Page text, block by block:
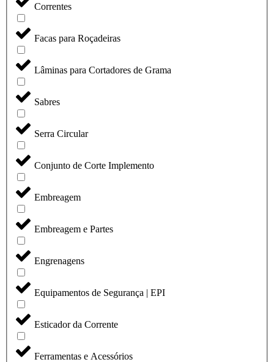
Correntes
Facas para Roçadeiras
Lâminas para Cortadores de Grama
Sabres
Serra Circular
Conjunto de Corte Implemento
Embreagem
Embreagem e Partes
Engrenagens
Equipamentos de Segurança | EPI
Esticador da Corrente
Ferramentas e Acessórios